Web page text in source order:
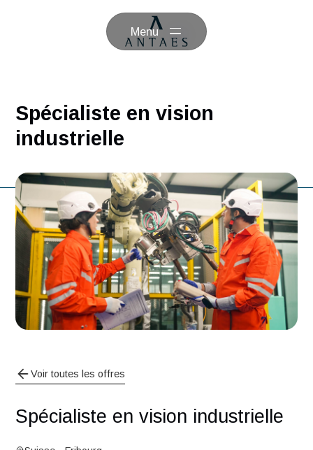
Menu
Spécialiste en vision
industrielle
Voir toutes les offres